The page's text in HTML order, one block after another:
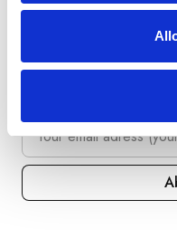
Abonnieren Sie